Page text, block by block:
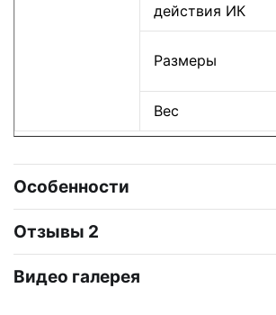
действия ИК
Размеры
Вес
Особенности
Отзывы 2
Видео галерея